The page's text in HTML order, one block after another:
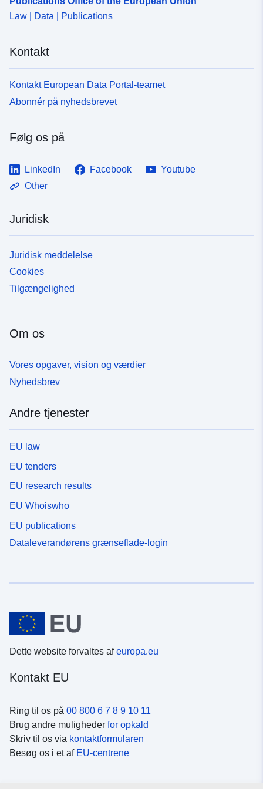
Law | Data | Publications
Kontakt
Kontakt European Data Portal-teamet
Abonnér på nyhedsbrevet
Følg os på
LinkedIn Facebook
Youtube
Other
Juridisk
Juridisk meddelelse
Cookies
Tilgængelighed
Om os
Vores opgaver, vision og værdier
Nyhedsbrev
Andre tjenester
EU law
EU tenders
EU research results
EU Whoiswho
EU publications
Dataleverandørens grænseflade-login
Dette website forvaltes afeuropa.eu
Kontakt EU
Ring til os på 00 800 6 7 8 9 10 11
Brug andre muligheder for opkald
Skriv til os via kontaktformularen
Besøg os i et af EU-centrene